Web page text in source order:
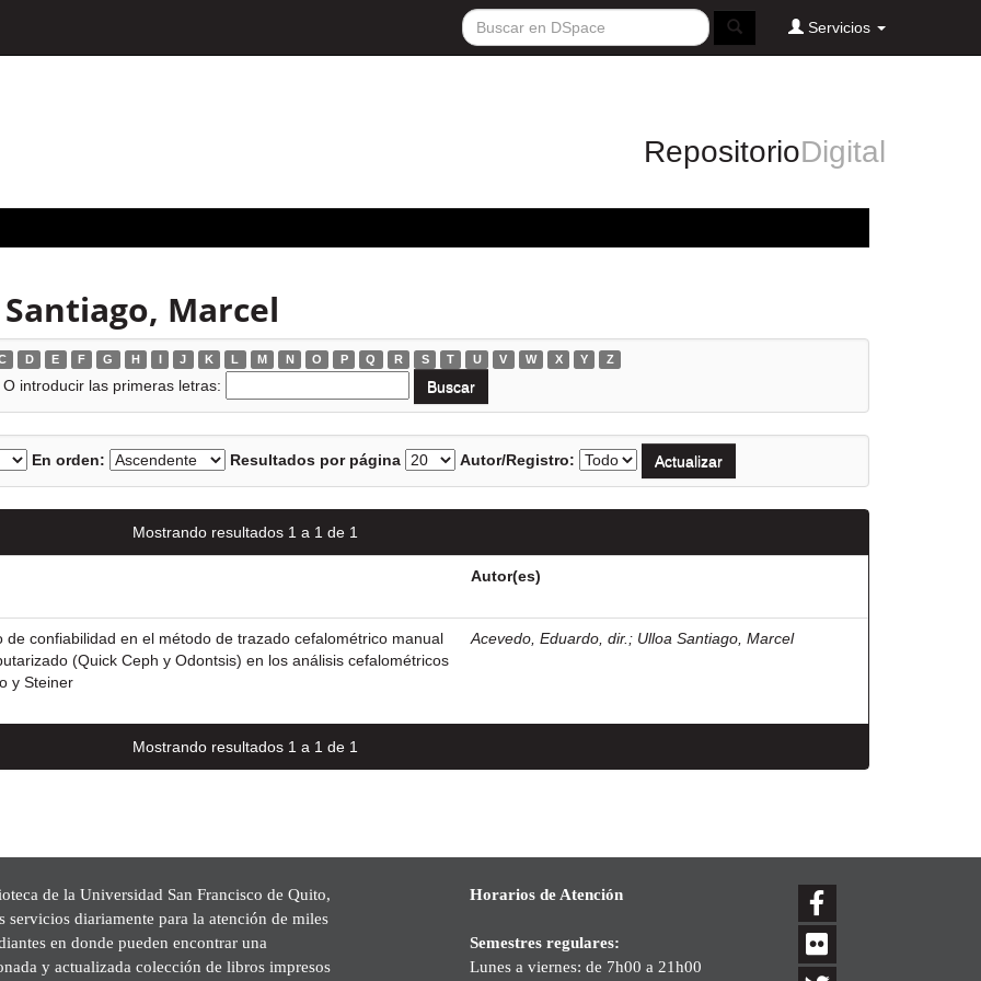
Servicios
RepositorioDigital
Marcel
D E F G H I J K L M N O P Q R S T U V W X Y Z
O introducir las primeras letras:
En orden: Resultados por página Autor/Registro:
Mostrando resultados 1 a 1 de 1
Autor(es)
de confiabilidad en el método de trazado cefalométrico manual
(Quick Ceph y Odontsis) en los análisis cefalométricos
y Steiner
Acevedo, Eduardo, dir. ; Ulloa Santiago, Marcel
Mostrando resultados 1 a 1 de 1
de la Universidad San Francisco de Quito,
servicios diariamente para la atención de miles
en donde pueden encontrar una
y actualizada colección de libros impresos
Horarios de Atención
Semestres regulares:
Lunes a viernes: de 7h00 a 21h00